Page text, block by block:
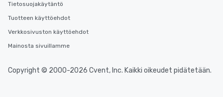
Tietosuojakäytäntö
Tuotteen käyttöehdot
Verkkosivuston käyttöehdot
Mainosta sivuillamme
Copyright © 2000-2026 Cvent, Inc. Kaikki oikeudet pidätetään.